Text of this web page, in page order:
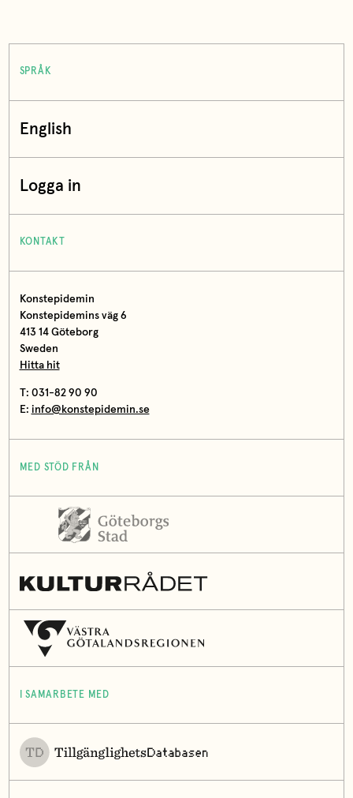
SPRÅK
English
Logga in
KONTAKT
Konstepidemin
Konstepidemins väg 6
413 14 Göteborg
Sweden
Hitta hit
T: 031-82 90 90
E: info@konstepidemin.se
MED STÖD FRÅN
I SAMARBETE MED